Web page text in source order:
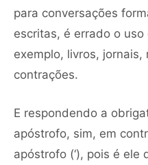
para conversações
escritas, é errado o
exemplo, livros,
contrações.
E respondendo a
apóstrofo, sim, em
apóstrofo (‘), pois é ele